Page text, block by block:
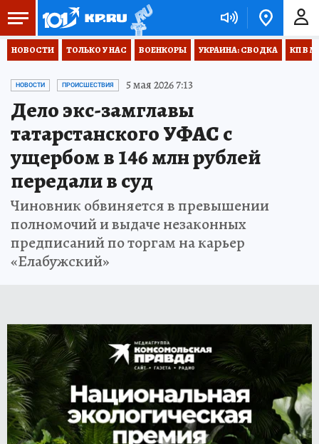
НОВОСТИ ТОЛЬКО У НАС ВОЕНКОРЫ УКРАИНА: СВОДКА КП В
НОВОСТИ ПРОИСШЕСТВИЯ 5 мая 2026 7:13
Дело экс-замглавы
татарстанского УФАС с
ущербом в 146 млн рублей
передали в суд
Чиновник обвиняется в превышении
полномочий и выдаче незаконных
предписаний по торгам на карьер
«Елабужский»